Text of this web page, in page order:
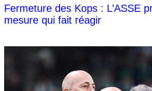
Fermeture des Kops : L’ASSE
mesure qui fait réagir